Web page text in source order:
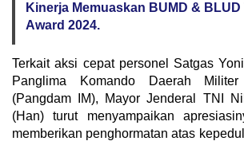
Kinerja Memuaskan BUMD &
Award 2024.
Terkait aksi cepat personel Satgas
Panglima Komando Daerah
(Pangdam IM), Mayor Jenderal TNI
(Han) turut menyampaikan
memberikan penghormatan atas